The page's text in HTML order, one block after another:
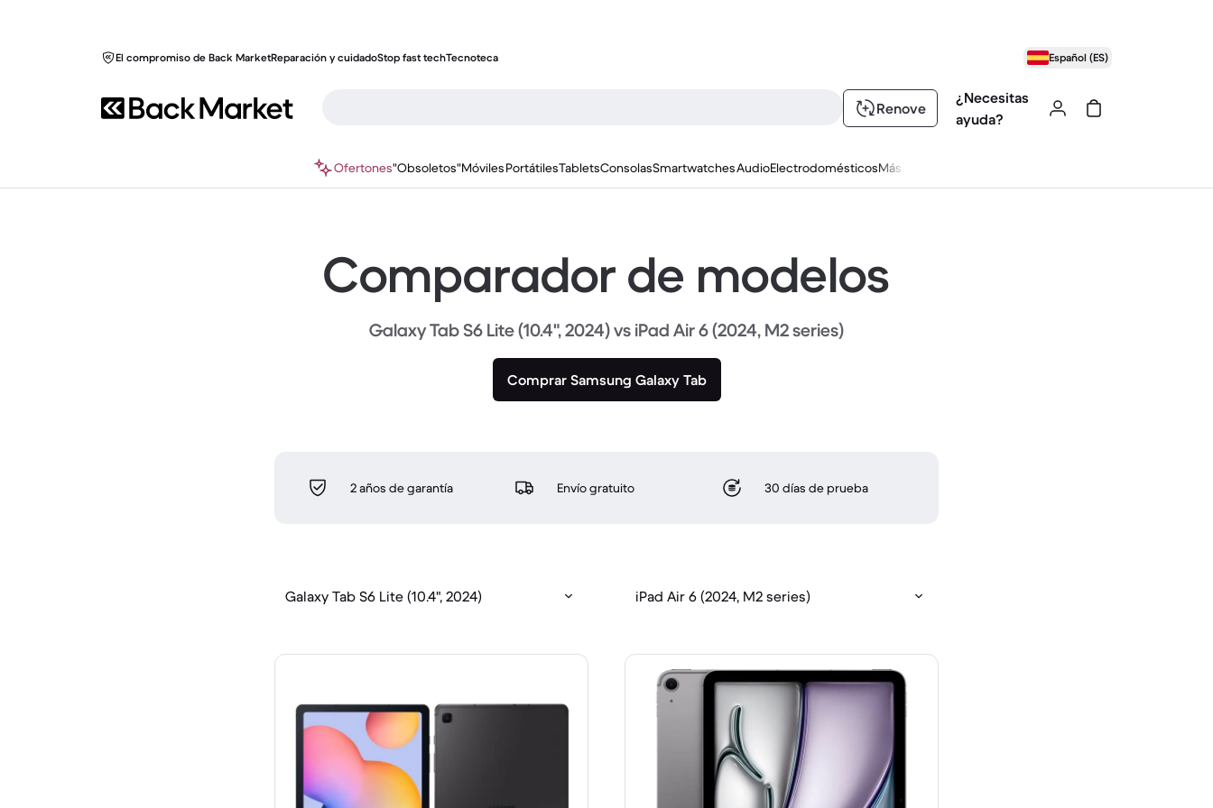
El compromiso de Back MarketReparación y cuidadoStop fast techTecnoteca Español (ES)
Renove
¿Necesitas
ayuda?
Ofertones"Obsoletos"MóvilesPortátilesTabletsConsolasSmartwatchesAudioElectrodomésticosMás
Comparador de modelos
Galaxy Tab S6 Lite (10.4", 2024) vs iPad Air 6 (2024, M2 series)
Comprar Samsung Galaxy Tab
2 años de garantía Envío gratuito 30 días de prueba
Galaxy Tab S6 Lite (10.4", 2024) iPad Air 6 (2024, M2 series)